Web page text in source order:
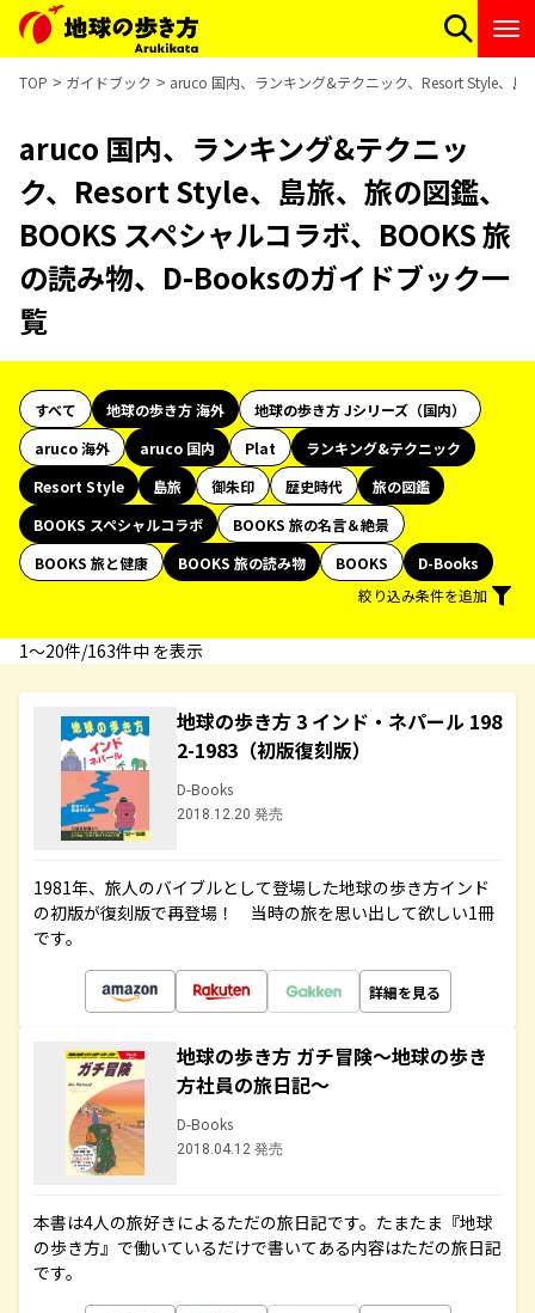
TOP ガイドブック aruco 国内、ランキング&テクニック、Resort Style、
aruco 国内、ランキング&テクニッ
ク、Resort Style、島旅、旅の図鑑、
BOOKS スペシャルコラボ、BOOKS 旅
の読み物、D-Booksのガイドブック一
覧
すべて 地球の歩き方 海外
地球の歩き方 Jシリーズ（国内）
aruco 海外
aruco 国内 Plat
ランキング&テクニック
Resort Style
島旅 御朱印 歴史時代
旅の図鑑
BOOKS スペシャルコラボ
BOOKS 旅の名言＆絶景
BOOKS 旅と健康
BOOKS 旅の読み物 BOOKS
D-Books
絞り込み条件を追加
1〜20件/163件中 を表示
地球の歩き方 3 インド・ネパール 198
2-1983（初版復刻版）
D-Books
2018.12.20 発売
1981年、旅人のバイブルとして登場した地球の歩き方インド
の初版が復刻版で再登場！ 当時の旅を思い出して欲しい1冊
です。
詳細を見る
地球の歩き方 ガチ冒険～地球の歩き
方社員の旅日記～
D-Books
2018.04.12 発売
本書は4人の旅好きによるただの旅日記です。たまたま『地球
の歩き方』で働いているだけで書いてある内容はただの旅日記
です。